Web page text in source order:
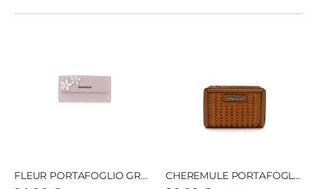
FLEUR PORTAFOGLIO GRANDE CHEREMULE PORTAFOGLIO MEDIO